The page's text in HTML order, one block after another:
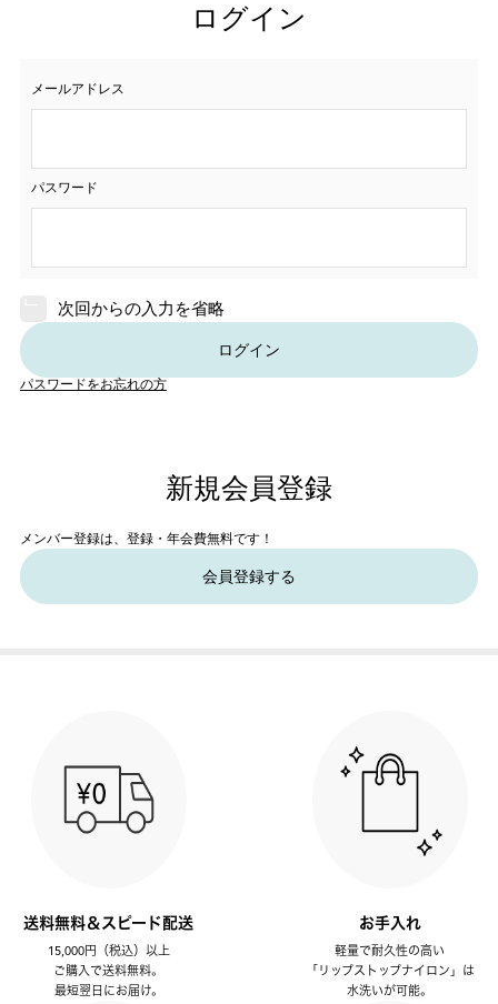
ログイン
メールアドレス
パスワード
次回からの入力を省略
ログイン
パスワードをお忘れの方
新規会員登録
メンバー登録は、登録・年会費無料です！
会員登録する
送料無料＆スピード配送
15,000円（税込）以上
ご購入で送料無料。
最短翌日にお届け。
お手入れ
軽量で耐久性の高い
「リップストップナイロン」は
水洗いが可能。